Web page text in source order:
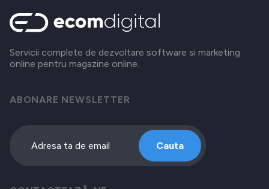
Servicii complete de dezvoltare software si marketing
online pentru magazine online.
ABONARE NEWSLETTER
Cauta